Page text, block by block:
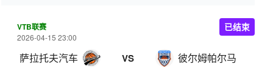
VTB联赛
2026-04-15 23:00
萨拉托夫汽车 VS 彼尔姆帕尔马
已结束